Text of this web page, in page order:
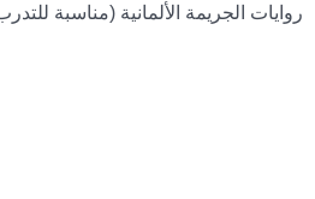
روايات الجريمة الألمانية (مناسبة